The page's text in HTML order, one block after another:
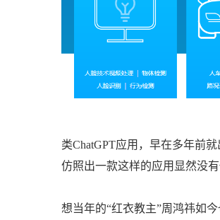
类ChatGPT应用，早在多年前
仿照出一款这样的应用显然没有
想当年的“红衣教主”周鸿祎如